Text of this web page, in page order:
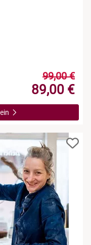
99,00 €
89,00 €